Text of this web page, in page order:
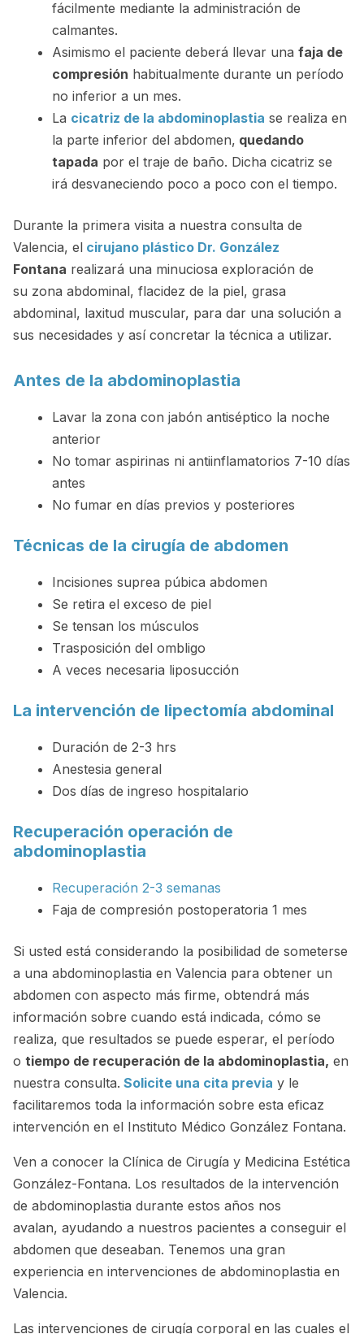
fácilmente mediante la administración de
calmantes.
Asimismo el paciente deberá llevar una faja de
compresión habitualmente durante un período
no inferior a un mes.
La cicatriz de la abdominoplastia se realiza en
la parte inferior del abdomen, quedando
tapada por el traje de baño. Dicha cicatriz se
irá desvaneciendo poco a poco con el tiempo.
Durante la primera visita a nuestra consulta de
Valencia, el cirujano plástico Dr. González
Fontana realizará una minuciosa exploración de
su zona abdominal, flacidez de la piel, grasa
abdominal, laxitud muscular, para dar una solución a
sus necesidades y así concretar la técnica a utilizar.
Antes de la abdominoplastia
Lavar la zona con jabón antiséptico la noche
anterior
No tomar aspirinas ni antiinflamatorios 7-10 días
antes
No fumar en días previos y posteriores
Técnicas de la cirugía de abdomen
Incisiones suprea púbica abdomen
Se retira el exceso de piel
Se tensan los músculos
Trasposición del ombligo
A veces necesaria liposucción
La intervención de lipectomía abdominal
Duración de 2-3 hrs
Anestesia general
Dos días de ingreso hospitalario
Recuperación operación de
abdominoplastia
Recuperación 2-3 semanas
Faja de compresión postoperatoria 1 mes
Si usted está considerando la posibilidad de someterse
a una abdominoplastia en Valencia para obtener un
abdomen con aspecto más firme, obtendrá más
información sobre cuando está indicada, cómo se
realiza, que resultados se puede esperar, el período
o tiempo de recuperación de la abdominoplastia, en
nuestra consulta. Solicite una cita previa y le
facilitaremos toda la información sobre esta eficaz
intervención en el Instituto Médico González Fontana.
Ven a conocer la Clínica de Cirugía y Medicina Estética
González-Fontana. Los resultados de la intervención
de abdominoplastia durante estos años nos
avalan, ayudando a nuestros pacientes a conseguir el
abdomen que deseaban. Tenemos una gran
experiencia en intervenciones de abdominoplastia en
Valencia.
Las intervenciones de cirugía corporal en las cuales el